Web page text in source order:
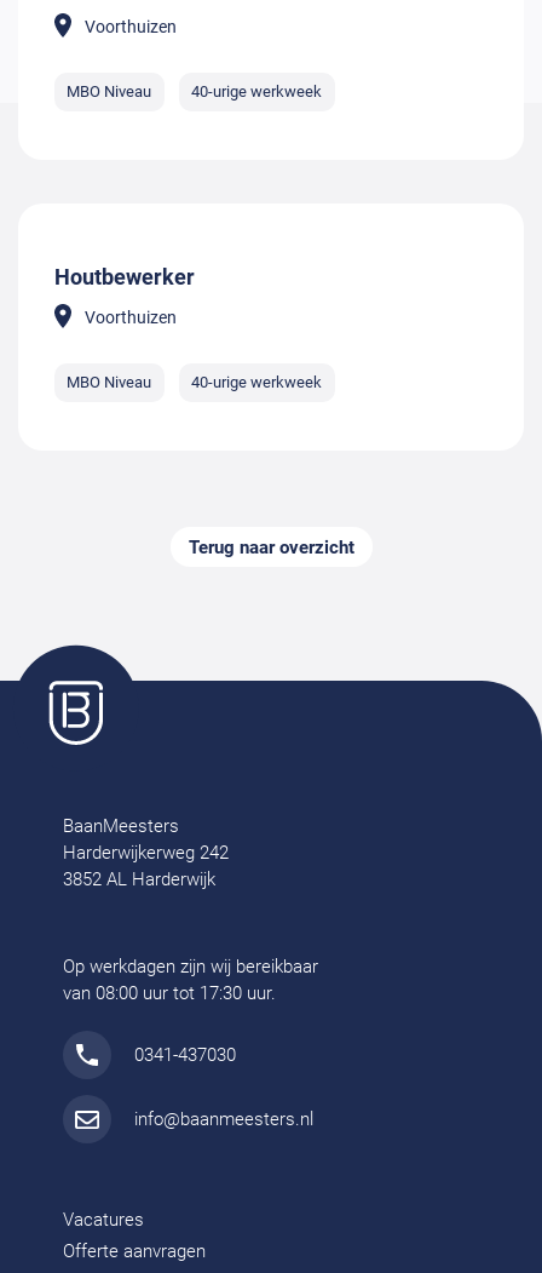
Voorthuizen
MBO Niveau 40-urige werkweek
Houtbewerker
Voorthuizen
MBO Niveau 40-urige werkweek
Terug naar overzicht
BaanMeesters
Harderwijkerweg 242
3852 AL Harderwijk
Op werkdagen zijn wij bereikbaar
van 08:00 uur tot 17:30 uur.
0341-437030
info@baanmeesters.nl
Vacatures
Offerte aanvragen